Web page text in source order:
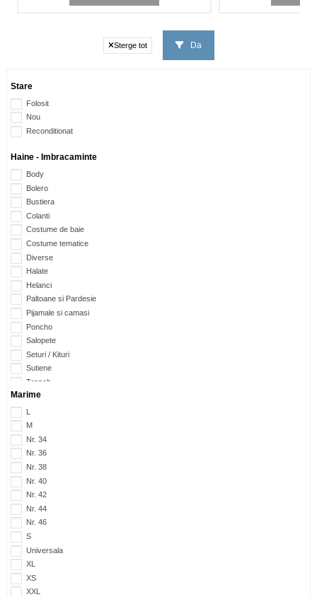
Sterge tot Da
Stare
Folosit
Nou
Reconditionat
Haine - Imbracaminte
Body
Bolero
Bustiera
Colanti
Costume de baie
Costume tematice
Diverse
Halate
Helanci
Paltoane si Pardesie
Pijamale si camasi
Poncho
Salopete
Seturi / Kituri
Sutiene
Trench
Marime
L
M
Nr. 34
Nr. 36
Nr. 38
Nr. 40
Nr. 42
Nr. 44
Nr. 46
S
Universala
XL
XS
XXL